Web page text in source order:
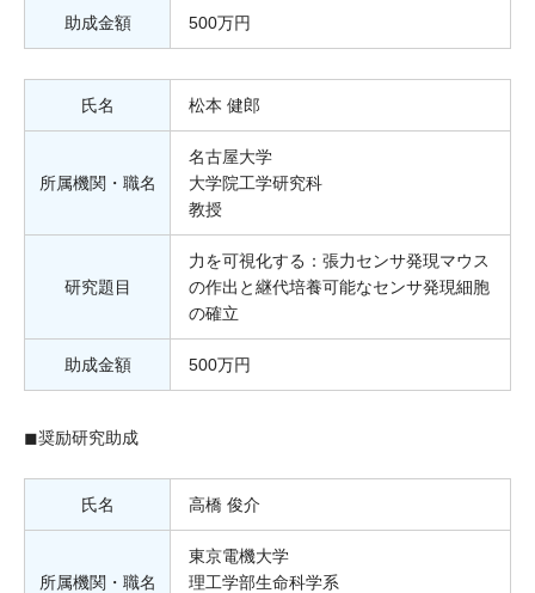
助成金額 500万円
氏名 松本 健郎
所属機関・職名
名古屋大学
大学院工学研究科
教授
研究題目
力を可視化する：張力センサ発現マウス
の作出と継代培養可能なセンサ発現細胞
の確立
助成金額 500万円
◼︎奨励研究助成
氏名 高橋 俊介
所属機関・職名
東京電機大学
理工学部生命科学系